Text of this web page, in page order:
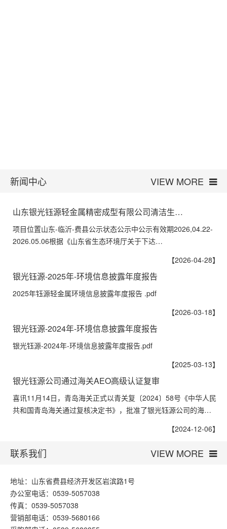
新闻中心 VIEW MORE
山东银光钰源轻金属精密成型有限公司清洁生…
项目位置山东-临沂-费县公示状态公示中公示有效期2026,04.22-
2026.05.06根据《山东省生态环境厅关于下达…
【2026-04-28】
银光钰源-2025年-环境信息披露年度报告
2025年钰源轻金属环境信息披露年度报告 .pdf
【2026-03-18】
银光钰源-2024年-环境信息披露年度报告
银光钰源-2024年-环境信息披露年度报告.pdf
【2025-03-13】
银光钰源公司通过海关AEO高级认证复审
喜讯11月14日，青岛海关正式以青关复〔2024〕58号《中华人民
共和国青岛海关通过复核决定书》，批准了银光钰源公司的海…
【2024-12-06】
联系我们 VIEW MORE
地址：山东省费县经济开发区岩滨路1号
办公室电话：0539-5057038
传真：0539-5057038
营销部电话：0539-5680166